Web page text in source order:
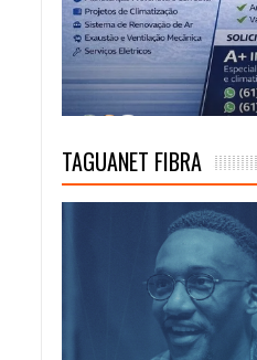
TAGUANET FIBRA